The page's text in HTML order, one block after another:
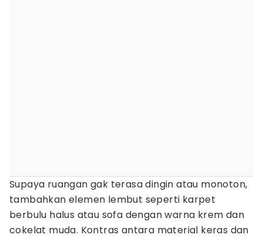
Supaya ruangan gak terasa dingin atau monoton,
tambahkan elemen lembut seperti karpet
berbulu halus atau sofa dengan warna krem dan
cokelat muda. Kontras antara material keras dan